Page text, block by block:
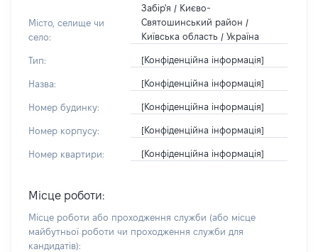
Місто, селище чи
село:
Забір'я / Києво-
Святошинський район /
Київська область / Україна
Тип: [Конфіденційна інформація]
Назва: [Конфіденційна інформація]
Номер будинку: [Конфіденційна інформація]
Номер корпусу: [Конфіденційна інформація]
Номер квартири: [Конфіденційна інформація]
Місце роботи:
Місце роботи або проходження служби (або місце
майбутньої роботи чи проходження служби для
кандидатів):